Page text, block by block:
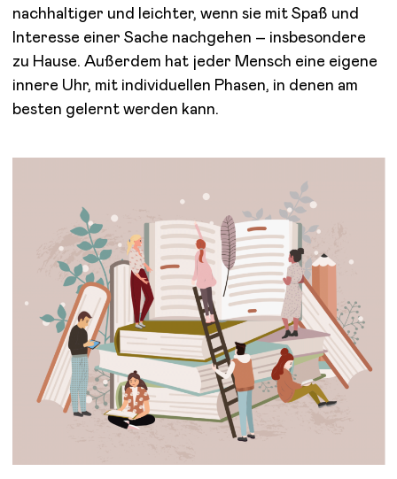
nachhaltiger und leichter, wenn sie mit Spaß und
Interesse einer Sache nachgehen – insbesondere
zu Hause. Außerdem hat jeder Mensch eine eigene
innere Uhr, mit individuellen Phasen, in denen am
besten gelernt werden kann.